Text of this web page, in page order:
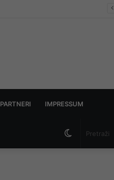
PARTNERI IMPRESSUM
Switch